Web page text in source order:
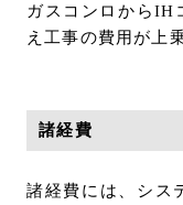
ガスコンロからIH
え工事の費用が上
諸経費
諸経費には、シス